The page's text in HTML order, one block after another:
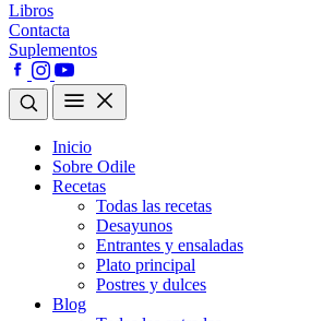
Libros
Contacta
Suplementos
Inicio
Sobre Odile
Recetas
Todas las recetas
Desayunos
Entrantes y ensaladas
Plato principal
Postres y dulces
Blog